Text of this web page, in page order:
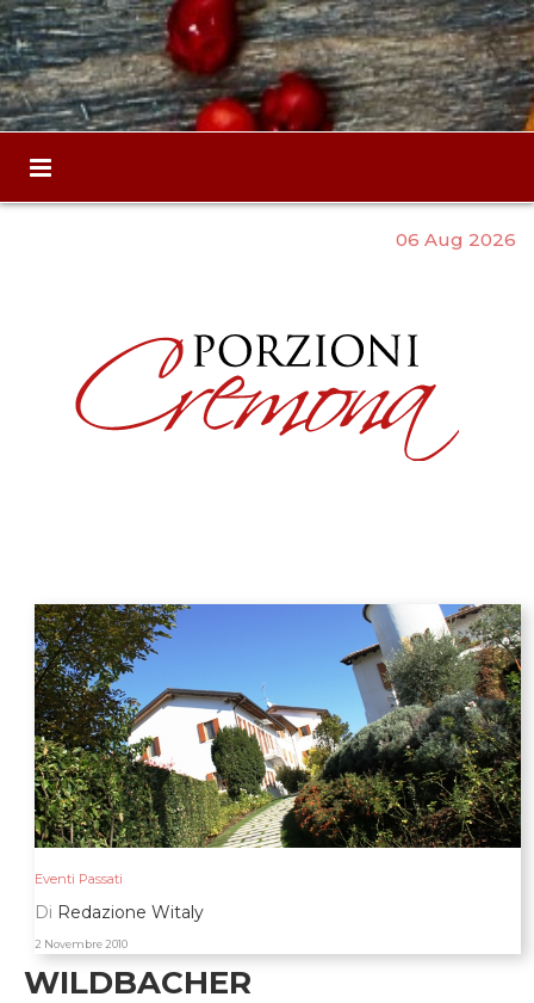
06 Aug 2026
Eventi Passati
Di Redazione Witaly
2 Novembre 2010
WILDBACHER